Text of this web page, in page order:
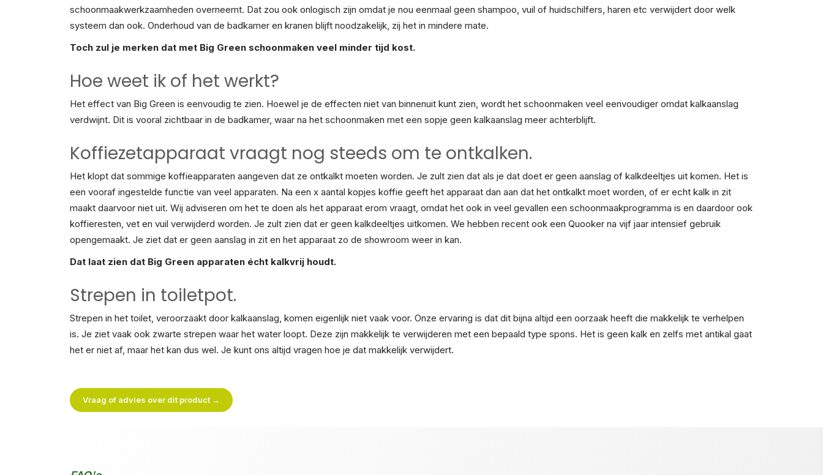
schoonmaakwerkzaamheden overneemt. Dat zou ook onlogisch zijn omdat je nou eenmaal geen shampoo, vuil of huidschilfers, haren etc verwijdert door welk
systeem dan ook. Onderhoud van de badkamer en kranen blijft noodzakelijk, zij het in mindere mate.
Toch zul je merken dat met Big Green schoonmaken veel minder tijd kost.
Hoe weet ik of het werkt?
Het effect van Big Green is eenvoudig te zien. Hoewel je de effecten niet van binnenuit kunt zien, wordt het schoonmaken veel eenvoudiger omdat kalkaanslag
verdwijnt. Dit is vooral zichtbaar in de badkamer, waar na het schoonmaken met een sopje geen kalkaanslag meer achterblijft.
Koffiezetapparaat vraagt nog steeds om te ontkalken.
Het klopt dat sommige koffieapparaten aangeven dat ze ontkalkt moeten worden. Je zult zien dat als je dat doet er geen aanslag of kalkdeeltjes uit komen. Het is
een vooraf ingestelde functie van veel apparaten. Na een x aantal kopjes koffie geeft het apparaat dan aan dat het ontkalkt moet worden, of er echt kalk in zit
maakt daarvoor niet uit. Wij adviseren om het te doen als het apparaat erom vraagt, omdat het ook in veel gevallen een schoonmaakprogramma is en daardoor ook
koffieresten, vet en vuil verwijderd worden. Je zult zien dat er geen kalkdeeltjes uitkomen. We hebben recent ook een Quooker na vijf jaar intensief gebruik
opengemaakt. Je ziet dat er geen aanslag in zit en het apparaat zo de showroom weer in kan.
Dat laat zien dat Big Green apparaten écht kalkvrij houdt.
Strepen in toiletpot.
Strepen in het toilet, veroorzaakt door kalkaanslag, komen eigenlijk niet vaak voor. Onze ervaring is dat dit bijna altijd een oorzaak heeft die makkelijk te verhelpen
is. Je ziet vaak ook zwarte strepen waar het water loopt. Deze zijn makkelijk te verwijderen met een bepaald type spons. Het is geen kalk en zelfs met antikal gaat
het er niet af, maar het kan dus wel. Je kunt ons altijd vragen hoe je dat makkelijk verwijdert.
Vraag of advies over dit product →